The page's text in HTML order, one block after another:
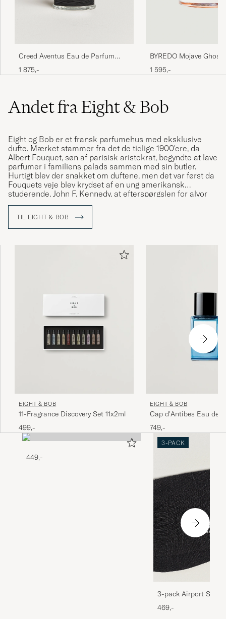
Creed Aventus Eau de Parfum
50ml
1 875,-
BYREDO Mojave Ghost
Parfum 50ml
1 595,-
Andet fra Eight & Bob
Eight og Bob er et fransk parfumehus med eksklusive
dufte. Mærket stammer fra det de tidlige 1900'ere, da
Albert Fouquet, søn af parisisk aristokrat, begyndte at lave
parfumer i familiens palads sammen med sin butler.
Hurtigt blev der snakket om duftene, men det var først da
Fouquets veje blev krydset af en ung amerikansk
studerende, John F. Kennedy, at efterspørgslen for alvor
begyndte at tage fart.
Navnet "Eight & Bob" kommer fra JFKs bestilling: ”Eight
samples, and if your production allows, another one for
TIL EIGHT & BOB
EIGHT & BOB
11-Fragrance Discovery Set 11x2ml
499,-
EIGHT & BOB
Cap d'Antibes Eau de
30ml
749,-
449,-
3-PACK
3-pack Airport
Melange
469,-